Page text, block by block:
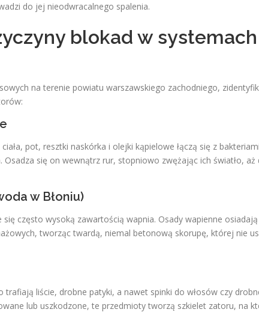
do jej nieodwracalnego spalenia.
blokad w systemach
na terenie powiatu warszawskiego zachodniego,
pot, resztki naskórka i olejki kąpielowe łączą się z
się on wewnątrz rur, stopniowo zwężając ich światło, aż
w Błoniu)
często wysoką zawartością wapnia. Osady wapienne
tworząc twardą, niemal betonową skorupę, której nie
trafiają liście, drobne patyki, a nawet spinki do włosów czy
lub uszkodzone, te przedmioty tworzą szkielet zatoru, na